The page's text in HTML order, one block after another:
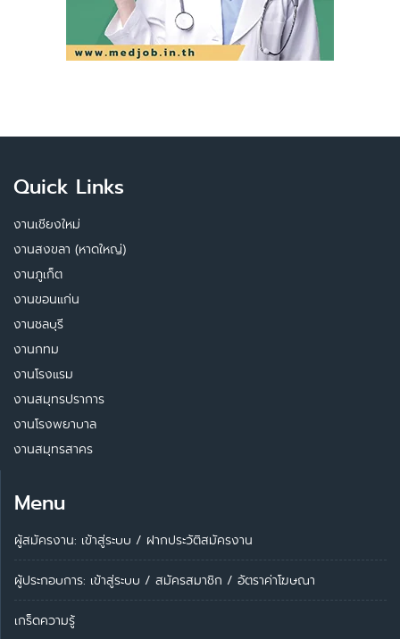
Quick Links
งานเชียงใหม่
งานสงขลา (หาดใหญ่)
งานภูเก็ต
งานขอนแก่น
งานชลบุรี
งานกทม
งานโรงแรม
งานสมุทรปราการ
งานโรงพยาบาล
งานสมุทรสาคร
Menu
ผู้สมัครงาน: เข้าสู่ระบบ / ฝากประวัติสมัครงาน
ผู้ประกอบการ: เข้าสู่ระบบ / สมัครสมาชิก / อัตราค่าโฆษณา
เกร็ดความรู้